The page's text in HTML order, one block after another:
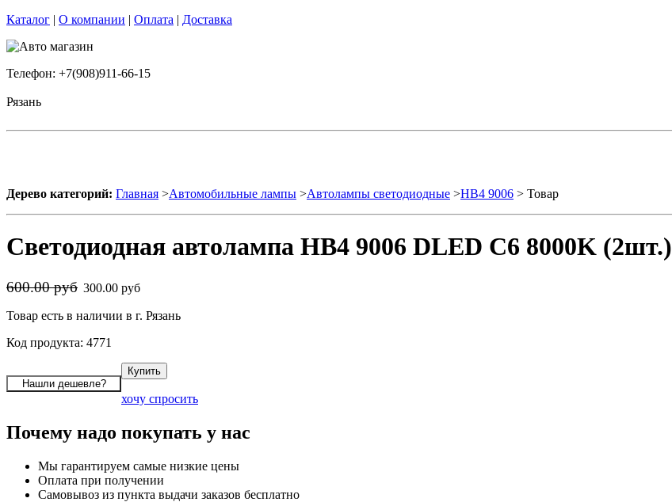
Каталог | О компании | Оплата | Доставка
Телефон: +7(908)911-66-15
Рязань
Дерево категорий: Главная >Автомобильные лампы >Автолампы светодиодные >HB4 9006 > Товар
Светодиодная автолампа HB4 9006 DLED C6 8000K (2шт.)
600.00 руб 300.00 руб
Товар есть в наличии в г. Рязань
Код продукта: 4771
хочу спросить
Почему надо покупать у нас
Мы гарантируем самые низкие цены
Оплата при получении
Самовывоз из пункта выдачи заказов бесплатно